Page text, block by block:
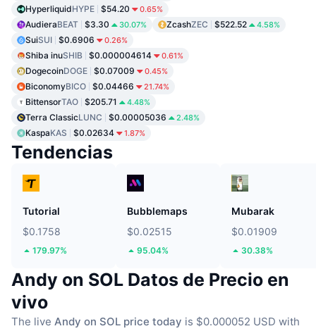
HyperliquidHYPE $54.20 0.65%
AudieraBEAT $3.30 30.07% ZcashZEC $522.52 4.58%
SuiSUI $0.6906 0.26%
Shiba inuSHIB $0.000004614 0.61%
DogecoinDOGE $0.07009 0.45%
BiconomyBICO $0.04466 21.74%
BittensorTAO $205.71 4.48%
Terra ClassicLUNC $0.00005036 2.48%
KaspaKAS $0.02634 1.87%
Tendencias
Tutorial
$0.1758
179.97%
Bubblemaps
$0.02515
95.04%
Mubarak
$0.01909
30.38%
Andy on SOL Datos de Precio en
vivo
The live Andy on SOL price today is $0.000052 USD with